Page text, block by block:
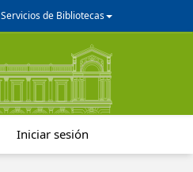
Servicios de Bibliotecas
Iniciar sesión